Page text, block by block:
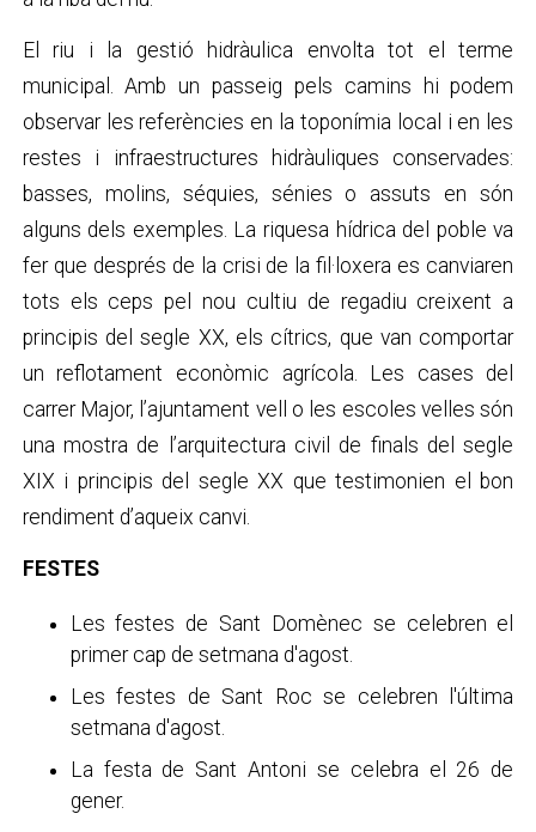
El riu i la gestió hidràulica envolta tot el terme
municipal. Amb un passeig pels camins hi podem
observar les referències en la toponímia local i en les
restes i infraestructures hidràuliques conservades:
basses, molins, séquies, sénies o assuts en són
alguns dels exemples. La riquesa hídrica del poble va
fer que després de la crisi de la fil·loxera es canviaren
tots els ceps pel nou cultiu de regadiu creixent a
principis del segle XX, els cítrics, que van comportar
un reflotament econòmic agrícola. Les cases del
carrer Major, l’ajuntament vell o les escoles velles són
una mostra de l’arquitectura civil de finals del segle
XIX i principis del segle XX que testimonien el bon
rendiment d’aqueix canvi.
FESTES
Les festes de Sant Domènec se celebren el
primer cap de setmana d'agost.
Les festes de Sant Roc se celebren l'última
setmana d'agost.
La festa de Sant Antoni se celebra el 26 de
gener.